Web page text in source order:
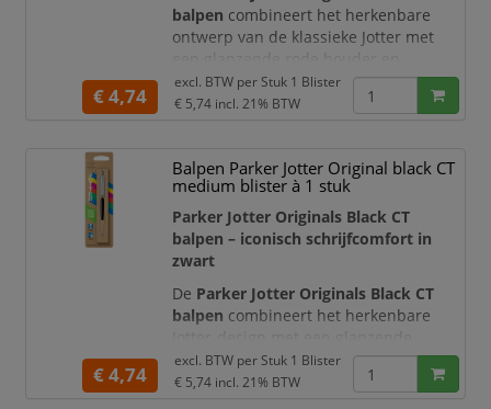
balpen combineert het herkenbare
ontwerp van de klassieke Jotter met
stijlvolle chroomkleurige details. De
gestroomlijnde vorm, roestvrijstalen
navulbare balpen een tijdloze
uitstraling met een moderne retro-
touch.
De Parker Jotter Origin
€ 4,74
excl. BTW per Stuk 1 Blister
€ 5,74 incl. 21% BTW
Balpen Parker Jotter Original black CT
medium blister à 1 stuk
Parker Jotter Originals Black CT
balpen – iconisch schrijfcomfort in
zwart
De Parker Jotter Originals Black CT
balpen combineert het herkenbare
zwarte houder en stijlvolle
chroomkleurige details. Het
€ 4,74
excl. BTW per Stuk 1 Blister
€ 5,74 incl. 21% BTW